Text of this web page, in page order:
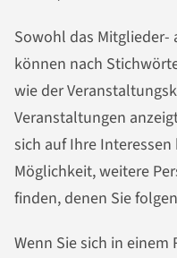
Sowohl das Mitglieder-
können nach
wie der
Veranstaltungen
sich auf Ihre
Möglichkeit, weitere
finden, denen Sie
Wenn Sie sich in einem